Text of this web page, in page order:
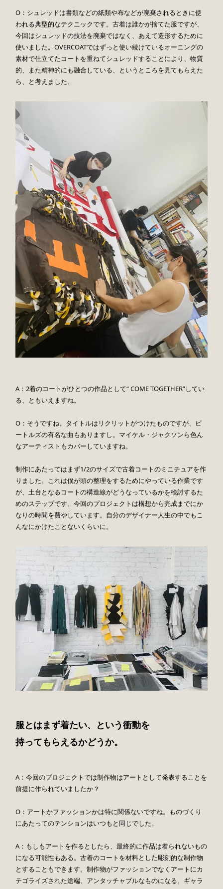
O：シュレッドは書類などの紙類や布などが廃棄されるときに使
われる典型的なテクニックです。古着は誰かが捨てた服ですが、
今回はシュレッドの技法を廃棄ではなく、あえて造形するために
使いました。OVERCOATではずっと使い続けているオーニングの
素材で仕立てたコートを重ねてシュレッドすることにより、物質
的、また精神的にも融合している、というところを見てもらえた
ら、と考えました。
A：2着のコートがひとつの作品として“ COME TOGETHER”してい
る、ともいえますね。
O：そうですね。タイトルはリクリットがつけたものですが、ビ
ートルズの有名な曲もありますし。マイケル・ジャクソンら色ん
なアーティストもカバーしていますね。
制作にあたってはまず1/2のサイズで古着コートのミニチュアを作
りました。これは僕が頭の整理をするためにやっている作業です
が、土台となるコートの構造線がどうなっているかを検討するた
めのステップです。今回のプロジェクトは構想から完成までにか
なりの時間を費やしています。自分のデザイナー人生の中でもこ
んなにかけたことないくらいに。
服とはまず着たい、という衝動を
持ってもらえるかどうか。
A：今回のプロジェクトでは制作物はアートとして発表することを
前提に作られていましたか？
O：アートかファッションかは特に関係ないですね。ものづくり
にあたってのテンションはいつもと同じでした。
A：もしもアートを作るとしたら、最終的に作品は着られないもの
になる可能性もある。古着のコートを材料とした彫刻的な制作物
とすることもできます。制作物がファッションでなくアートにカ
テゴライズされた途端、アンタッチャブルなものになる。ギャラ